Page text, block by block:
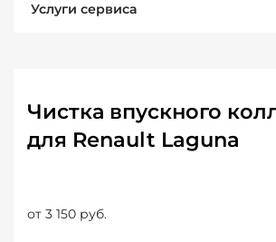
Услуги сервиса
Чистка впускного
для Renault Laguna
от 3 150 руб.